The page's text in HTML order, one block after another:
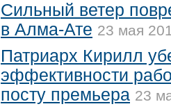
Сильный ветер
в Алма-Ате 23 мая
Патриарх Кирилл
эффективности
посту премьера 23